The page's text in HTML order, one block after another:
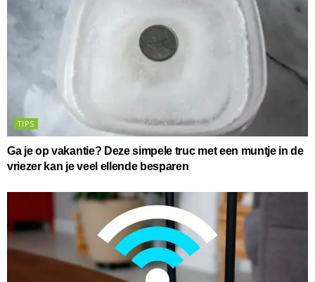
TIPS
Ga je op vakantie? Deze simpele truc met een muntje in de
vriezer kan je veel ellende besparen